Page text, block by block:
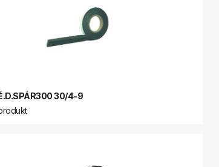
30/4-9